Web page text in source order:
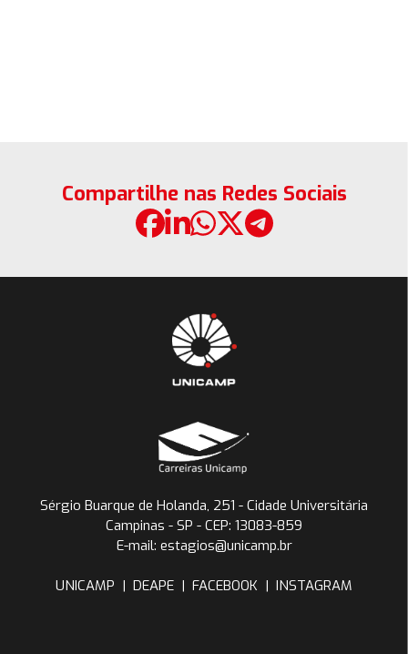
Compartilhe nas Redes Sociais
Sérgio Buarque de Holanda, 251 - Cidade Universitária
Campinas - SP - CEP: 13083-859
E-mail: estagios@unicamp.br
UNICAMP | DEAPE | FACEBOOK | INSTAGRAM